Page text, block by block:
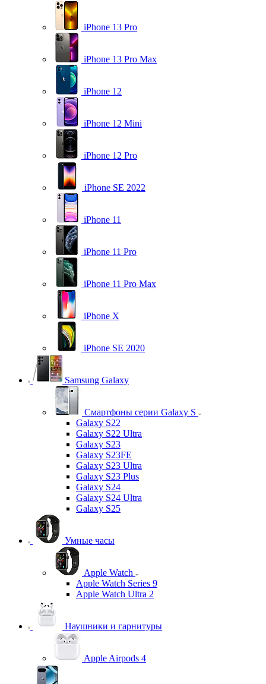
iPhone 13 Pro
iPhone 13 Pro Max
iPhone 12
iPhone 12 Mini
iPhone 12 Pro
iPhone SE 2022
iPhone 11
iPhone 11 Pro
iPhone 11 Pro Max
iPhone X
iPhone SE 2020
Samsung Galaxy
Смартфоны серии Galaxy S
Galaxy S22
Galaxy S22 Ultra
Galaxy S23
Galaxy S23FE
Galaxy S23 Ultra
Galaxy S23 Plus
Galaxy S24
Galaxy S24 Ultra
Galaxy S25
Умные часы
Apple Watch
Apple Watch Series 9
Apple Watch Ultra 2
Наушники и гарнитуры
Apple Airpods 4